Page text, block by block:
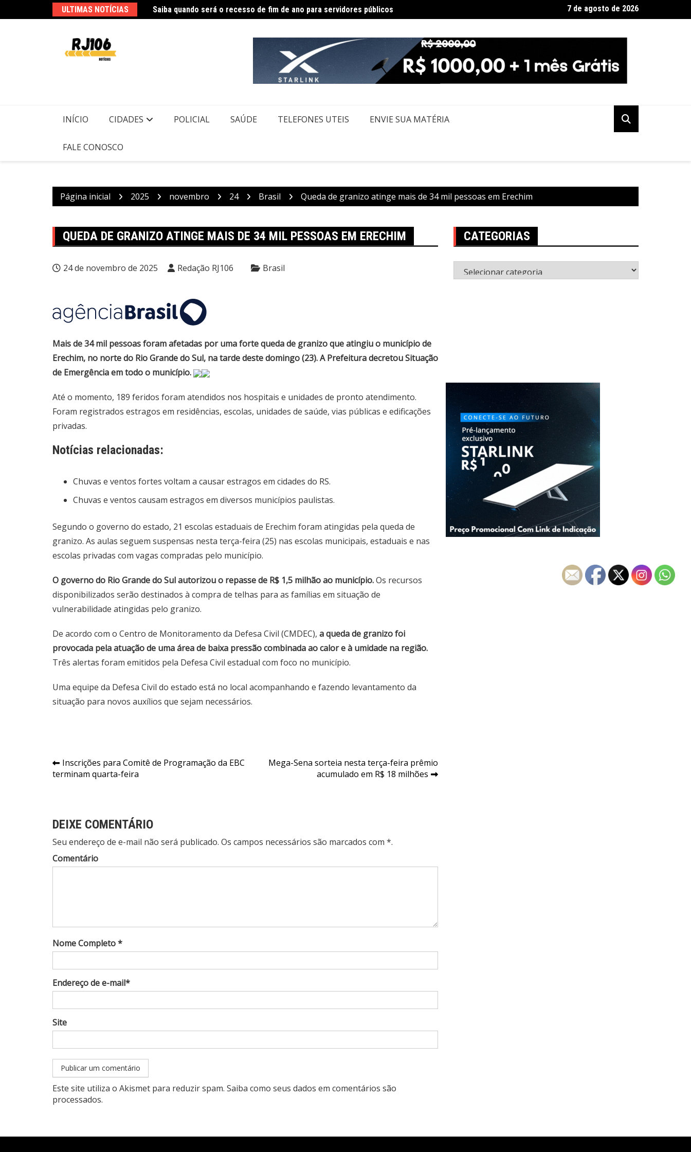
para
ULTIMAS NOTÍCIAS
Polícia Federal indicia 16 pessoas por queda de avião da Voepass
Incêndio em fábrica em Itaquaquecetuba é extinto após 33 horas
7 de agosto de 2026
INÍCIO CIDADES POLICIAL SAÚDE TELEFONES UTEIS ENVIE SUA MATÉRIA
FALE CONOSCO
Página inicial 2025 novembro 24 Brasil Queda de granizo atinge mais de 34 mil pessoas em Erechim
QUEDA DE GRANIZO ATINGE MAIS DE 34 MIL PESSOAS EM ERECHIM
24 de novembro de 2025 Redação RJ106 Brasil
Mais de 34 mil pessoas foram afetadas por uma forte queda de granizo que atingiu o município de
Erechim, no norte do Rio Grande do Sul, na tarde deste domingo (23). A Prefeitura decretou Situação
de Emergência em todo o município.
Até o momento, 189 feridos foram atendidos nos hospitais e unidades de pronto atendimento.
Foram registrados estragos em residências, escolas, unidades de saúde, vias públicas e edificações
privadas.
Notícias relacionadas:
Chuvas e ventos fortes voltam a causar estragos em cidades do RS.
Chuvas e ventos causam estragos em diversos municípios paulistas.
Segundo o governo do estado, 21 escolas estaduais de Erechim foram atingidas pela queda de
granizo. As aulas seguem suspensas nesta terça-feira (25) nas escolas municipais, estaduais e nas
escolas privadas com vagas compradas pelo município.
O governo do Rio Grande do Sul autorizou o repasse de R$ 1,5 milhão ao município.Os recursos
disponibilizados serão destinados à compra de telhas para as famílias em situação de
vulnerabilidade atingidas pelo granizo.
De acordo com o Centro de Monitoramento da Defesa Civil (CMDEC), a queda de granizo foi
provocada pela atuação de uma área de baixa pressão combinada ao calor e à umidade na região.
Três alertas foram emitidos pela Defesa Civil estadual com foco no município.
Uma equipe da Defesa Civil do estado está no local acompanhando e fazendo levantamento da
situação para novos auxílios que sejam necessários.
Navegação
de
Inscrições para Comitê de Programação da EBC
terminam quarta-feira
Mega-Sena sorteia nesta terça-feira prêmio
acumulado em R$ 18 milhões
DEIXE COMENTÁRIO
Seu endereço de e-mail não será publicado. Os campos necessários são marcados com *.
Comentário
Nome Completo *
Endereço de e-mail*
Site
Este site utiliza o Akismet para reduzir spam. Saiba como seus dados em comentários são
processados.
CATEGORIAS
Categorias